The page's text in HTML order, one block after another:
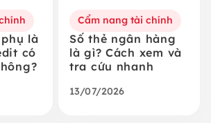
là
có
Cẩm nang tài chính
Số thẻ ngân hàng
là gì? Cách xem và
tra cứu nhanh
13/07/2026